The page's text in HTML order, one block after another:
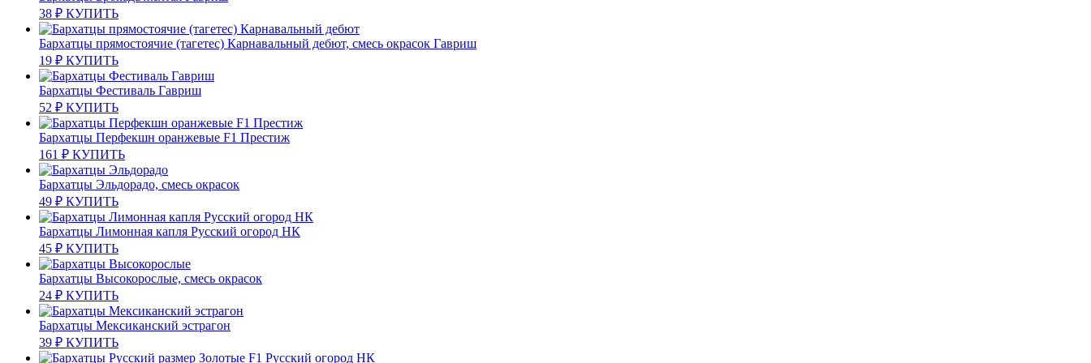
38 ₽ КУПИТЬ
Бархатцы прямостоячие (тагетес) Карнавальный дебют, смесь окрасок Гавриш
19 ₽ КУПИТЬ
Бархатцы Фестиваль Гавриш
52 ₽ КУПИТЬ
Бархатцы Перфекшн оранжевые F1 Престиж
161 ₽ КУПИТЬ
Бархатцы Эльдорадо, смесь окрасок
49 ₽ КУПИТЬ
Бархатцы Лимонная капля Русский огород НК
45 ₽ КУПИТЬ
Бархатцы Высокорослые, смесь окрасок
24 ₽ КУПИТЬ
Бархатцы Мексиканский эстрагон
39 ₽ КУПИТЬ